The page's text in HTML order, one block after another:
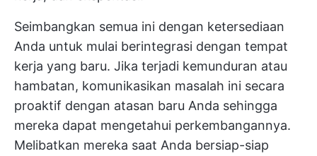
Seimbangkan semua ini dengan ketersediaan
Anda untuk mulai berintegrasi dengan tempat
kerja yang baru. Jika terjadi kemunduran atau
hambatan, komunikasikan masalah ini secara
proaktif dengan atasan baru Anda sehingga
mereka dapat mengetahui perkembangannya.
Melibatkan mereka saat Anda bersiap-siap